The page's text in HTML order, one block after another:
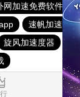
网加速免费软件
速帆加速器
旋风加速度器